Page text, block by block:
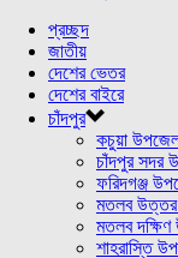
প্রচ্ছদ
জাতীয়
দেশের ভেতর
দেশের বাইরে
চাঁদপুর
কচুয়া
চাঁদপুর সদর
ফরিদগঞ্জ
মতলব
মতলব
শাহরাস্তি